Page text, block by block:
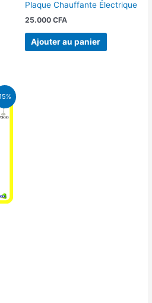
Plaque Chauffante Électrique
25.000 CFA
Ajouter au panier